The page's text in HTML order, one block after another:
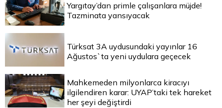
Yargıtay’dan primle çalışanlara müjde!
Tazminata yansıyacak
Türksat 3A uydusundaki yayınlar 16
Ağustos`ta yeni uydulara geçecek
Mahkemeden milyonlarca kiracıyı
ilgilendiren karar: UYAP’taki tek hareket
her şeyi değiştirdi